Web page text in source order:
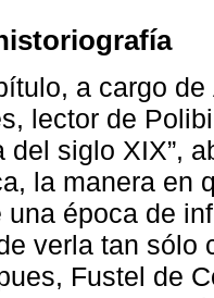
a cargo
lector de
del siglo XIX”,
la manera en
una época de
verla tan sólo
Fustel de